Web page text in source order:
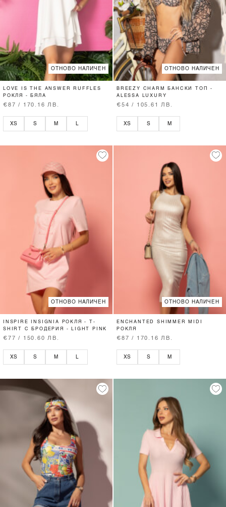
ОТНОВО НАЛИЧЕН
LOVE IS THE ANSWER RUFFLES
РОКЛЯ - БЯЛА
€87 / 170.16 ЛВ.
XS S M
ОТНОВО НАЛИЧЕН
BREEZY CHARM БАНСКИ ТОП -
ALESSA LUXURY
€54 / 105.61 ЛВ.
XS S M
ОТНОВО НАЛИЧЕН
INSPIRE INSIGNIA РОКЛЯ - T-
SHIRT С БРОДЕРИЯ - LIGHT PINK
€77 / 150.60 ЛВ.
XS S M L
ОТНОВО НАЛИЧЕН
ENCHANTED SHIMMER MIDI
РОКЛЯ
€87 / 170.16 ЛВ.
XS S M